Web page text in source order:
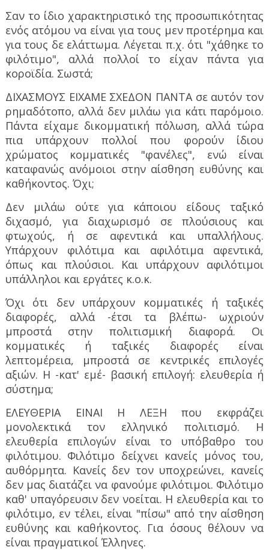
Σαν το ίδιο χαρακτηριστικό της προσωπικότητας
ενός ατόμου να είναι για τους μεν προτέρημα και
για τους δε ελάττωμα. Λέγεται π.χ. ότι "χάθηκε το
φιλότιμο", αλλά πολλοί το είχαν πάντα για
κοροϊδία. Σωστά;
ΔΙΧΑΣΜΟΥΣ ΕΙΧΑΜΕ ΣΧΕΔΟΝ ΠΑΝΤΑ σε αυτόν τον
ρημαδότοπο, αλλά δεν μιλάω για κάτι παρόμοιο.
Πάντα είχαμε δικομματική πόλωση, αλλά τώρα
πια υπάρχουν πολλοί που φορούν ίδιου
χρώματος κομματικές "φανέλες", ενώ είναι
καταφανώς ανόμοιοι στην αίσθηση ευθύνης και
καθήκοντος. Όχι;
Δεν μιλάω ούτε για κάποιου είδους ταξικό
διχασμό, για διαχωρισμό σε πλούσιους και
φτωχούς, ή σε αφεντικά και υπαλλήλους.
Υπάρχουν φιλότιμα και αφιλότιμα αφεντικά,
όπως και πλούσιοι. Και υπάρχουν αφιλότιμοι
υπάλληλοι και εργάτες κ.ο.κ.
Όχι ότι δεν υπάρχουν κομματικές ή ταξικές
διαφορές, αλλά -έτσι τα βλέπω- ωχριούν
μπροστά στην πολιτισμική διαφορά. Οι
κομματικές ή ταξικές διαφορές είναι
λεπτομέρεια, μπροστά σε κεντρικές επιλογές
αξιών. Η -κατ' εμέ- βασική επιλογή: ελευθερία ή
σύστημα;
ΕΛΕΥΘΕΡΙΑ ΕΙΝΑΙ Η ΛΕΞΗ που εκφράζει
μονολεκτικά τον ελληνικό πολιτισμό. Η
ελευθερία επιλογών είναι το υπόβαθρο του
φιλότιμου. Φιλότιμο δείχνει κανείς μόνος του,
αυθόρμητα. Κανείς δεν τον υποχρεώνει, κανείς
δεν μας διατάζει να φανούμε φιλότιμοι. Φιλότιμο
καθ' υπαγόρευσιν δεν νοείται. Η ελευθερία και το
φιλότιμο, εν τέλει, είναι "πίσω" από την αίσθηση
ευθύνης και καθήκοντος. Για όσους θέλουν να
είναι πραγματικοί Έλληνες.